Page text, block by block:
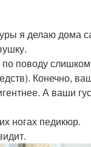
я делаю дома
поводу
Конечно,
А ваши
ногах педикюр.